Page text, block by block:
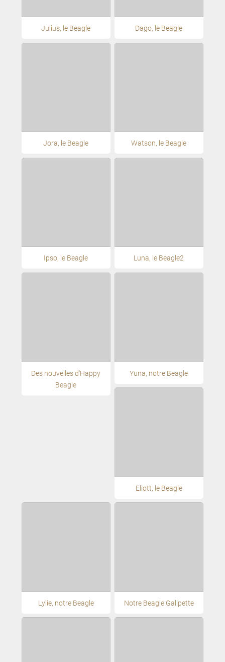
Julius, le Beagle Dago, le Beagle
Jora, le Beagle Watson, le Beagle
Ipso, le Beagle Luna, le Beagle2
Des nouvelles d'Happy
Beagle
Yuna, notre Beagle
Eliott, le Beagle
Lylie, notre Beagle Notre Beagle Galipette